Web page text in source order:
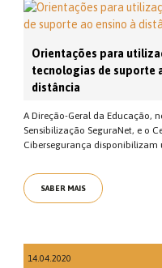
Orientações para
tecnologias de suporte
distância
A Direção-Geral da Educação,
Sensibilização SeguraNet, e o
Cibersegurança disponibilizam
SABER MAIS
14.04.2020